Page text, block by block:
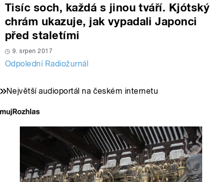
Tisíc soch, každá s jinou tváří. Kjótský
chrám ukazuje, jak vypadali Japonci
před staletími
9. srpen 2017
Odpolední Radiožurnál
Největší audioportál na českém internetu